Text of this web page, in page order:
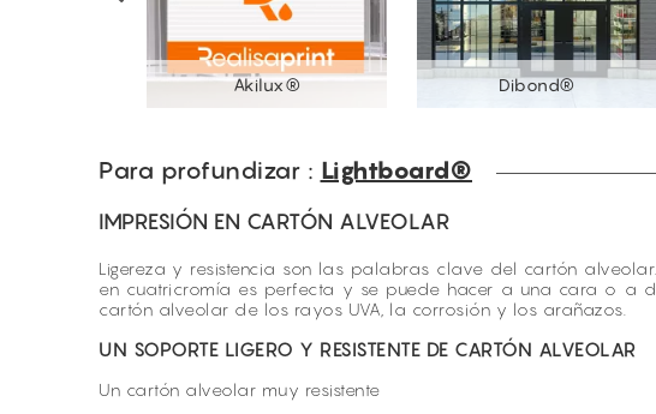
Akilux® Dibond®
Para profundizar : Lightboard®
IMPRESIÓN EN CARTÓN ALVEOLAR
Ligereza y resistencia son las palabras clave del cartón
en cuatricromía es perfecta y se puede hacer a una cara o a
cartón alveolar de los rayos UVA, la corrosión y los arañazos.
UN SOPORTE LIGERO Y RESISTENTE DE CARTÓN ALVEOLAR
Un cartón alveolar muy resistente